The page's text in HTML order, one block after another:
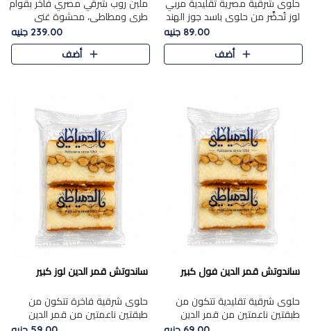
حلوى شرقية مصرية تقليدية مربي
لوز تُحضَّر من حلوى باسد جوز الهند
بقوام طري ومذاق غني، وتُزين
وتغطاه بقطع اللوز الفاخر التي
تضيف لمسة مميزة م..
89.00 جنيه
أضف
ملبن روب شرقي مصري فاخر بقوام
طري ومطاطي، محشوة غني
بسخاء بقطع عين الجمل واللوز
الفاخر التي تضيف قرمشة مميزة
ومرضية ونكهة ناتي غنية في كل
239.00 جنيه
أضف
ساندوتش قمر الدين فول كبير
حلوى شرقية تقليدية تتكون من
طبقتين ناعمتين من قمر الدين
الفاخر، تتوسطهما حشوة غنية من
ساندوتش قمر الدين لوز كبير
حلوى شرقية فاخرة تتكون من
طبقتين ناعمتين من قمر الدين
الفاخر، تتوسطهما حشوة غنية من